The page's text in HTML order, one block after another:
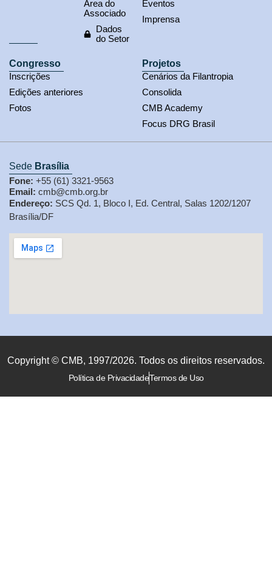
Área do
Associado
Dados
do Setor
Eventos
Imprensa
Congresso
Inscrições
Edições anteriores
Fotos
Projetos
Cenários da Filantropia
Consolida
CMB Academy
Focus DRG Brasil
Sede Brasília
Fone: +55 (61) 3321-9563
Email: cmb@cmb.org.br
Endereço: SCS Qd. 1, Bloco I, Ed. Central, Salas 1202/1207
Brasília/DF
Copyright © CMB, 1997/2026. Todos os direitos reservados.
Política de PrivacidadeTermos de Uso